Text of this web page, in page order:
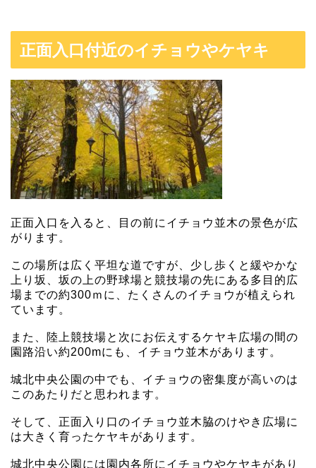
正面入口付近のイチョウやケヤキ
正面入口を入ると、目の前にイチョウ並木の景色が広
がります。
この場所は広く平坦な道ですが、少し歩くと緩やかな
上り坂、坂の上の野球場と競技場の先にある多目的広
場までの約300ｍに、たくさんのイチョウが植えられ
ています。
また、陸上競技場と次にお伝えするケヤキ広場の間の
園路沿い約200mにも、イチョウ並木があります。
城北中央公園の中でも、イチョウの密集度が高いのは
このあたりだと思われます。
そして、正面入り口のイチョウ並木脇のけやき広場に
は大きく育ったケヤキがあります。
城北中央公園には園内各所にイチョウやケヤキがあり